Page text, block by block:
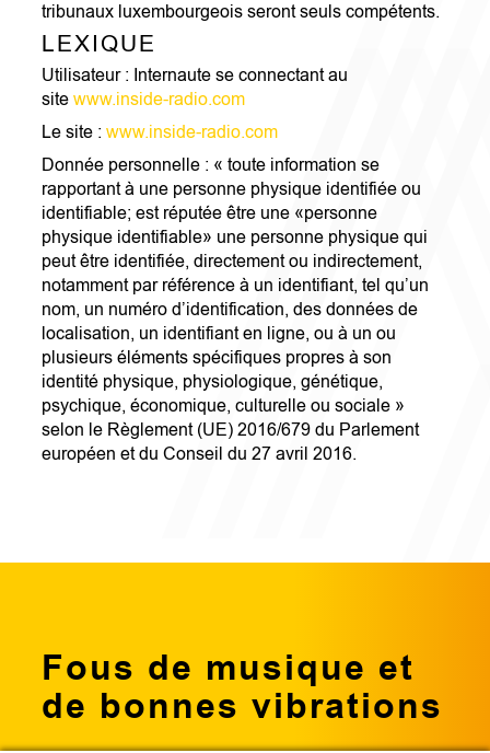
tribunaux luxembourgeois seront seuls compétents.
LEXIQUE
Utilisateur : Internaute se connectant au
sitewww.inside-radio.com
Le site :www.inside-radio.com
Donnée personnelle : « toute information se
rapportant à une personne physique identifiée ou
identifiable; est réputée être une «personne
physique identifiable» une personne physique qui
peut être identifiée, directement ou indirectement,
notamment par référence à un identifiant, tel qu’un
nom, un numéro d’identification, des données de
localisation, un identifiant en ligne, ou à un ou
plusieurs éléments spécifiques propres à son
identité physique, physiologique, génétique,
psychique, économique, culturelle ou sociale »
selon le Règlement (UE) 2016/679 du Parlement
européen et du Conseil du 27 avril 2016.
Fous de musique et
de bonnes vibrations